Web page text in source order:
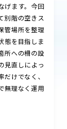
げます。今回
別階の空きス
管場所を整理
態を目指しま
所への柵の設
見直しによっ
けでなく、
無理なく運用